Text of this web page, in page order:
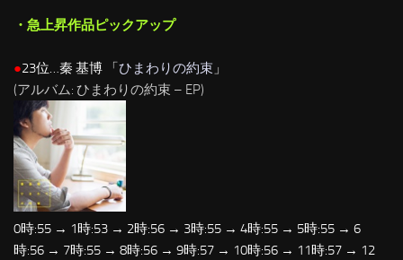
・急上昇作品ピックアップ
●23位…秦 基博 「ひまわりの約束 」
(アルバム: ひまわりの約束 – EP)
0時:55 → 1時:53 → 2時:56 → 3時:55 → 4時:55 → 5時:55 → 6
時:56 → 7時:55 → 8時:56 → 9時:57 → 10時:56 → 11時:57 → 12